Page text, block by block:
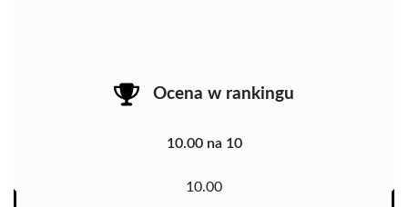
Ocena w rankingu
10.00 na 10
10.00